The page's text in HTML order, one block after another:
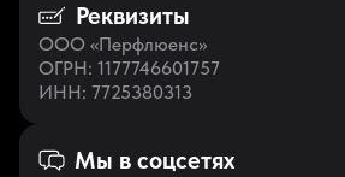
Реквизиты
ООО «Перфлюенс»
ОГРН: 1177746601757
ИНН: 7725380313
Мы в соцсетях